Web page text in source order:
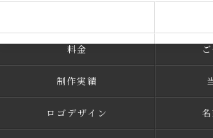
料金
制作実績
ロゴデザイン